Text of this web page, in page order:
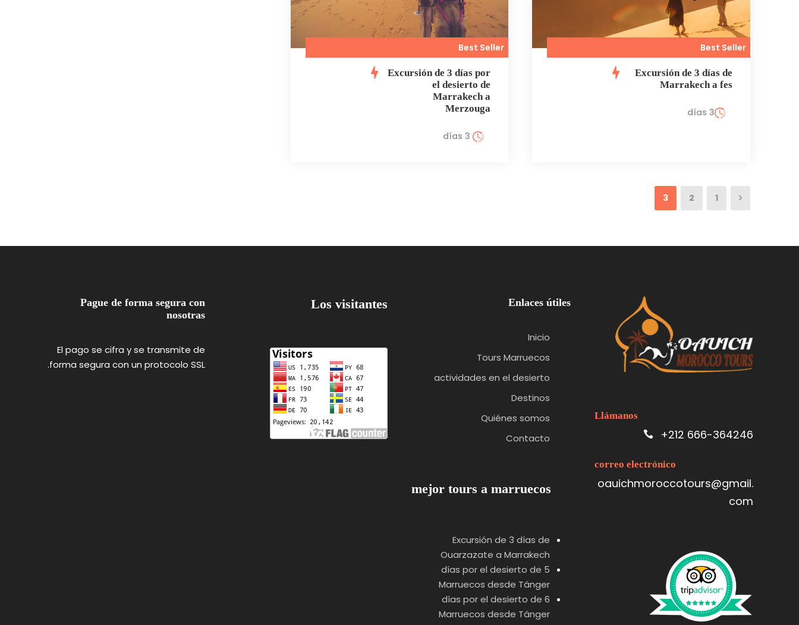
Best Seller
Excursión de 3 días de
Marrakech a fes
3 días
Best Seller
Excursión de 3 días por
el desierto de
Marrakech a
Merzouga
3 días
1
2
3
Llámanos
+212 666-364246
correo electrónico
oauichmoroccotours@gmail.
com
Enlaces útiles
Inicio
Tours Marruecos
actividades en el desierto
Destinos
Quiénes somos
Contacto
mejor tours a marruecos
Excursión de 3 días de
Ouarzazate a Marrakech
5 días por el desierto de
Marruecos desde Tánger
6 días por el desierto de
Marruecos desde Tánger
Los visitantes
Pague de forma segura con
nosotras
El pago se cifra y se transmite de
forma segura con un protocolo SSL.